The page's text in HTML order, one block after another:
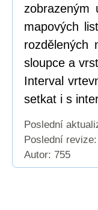
mapových
rozdělených
sloupce a
Interval
setkat i s
Poslední
Poslední revize:
Autor: 755